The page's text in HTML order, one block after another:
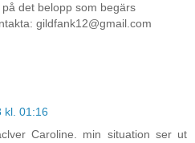
det belopp som begärs
gildfank12@gmail.com
kl. 01:16
Caroline. min situation ser ut